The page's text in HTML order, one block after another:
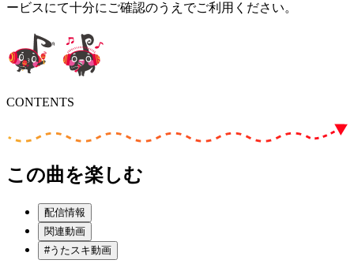
ービスにて十分にご確認のうえでご利用ください。
CONTENTS
この曲を楽しむ
配信情報
関連動画
#うたスキ動画